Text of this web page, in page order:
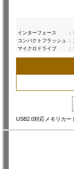
インターフェース
:
コンパクトフラッシュ
:
マイクロドライブ
:
USB2.0対応メモリカー